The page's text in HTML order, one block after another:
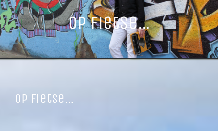
Op fietse…
Op fietse…